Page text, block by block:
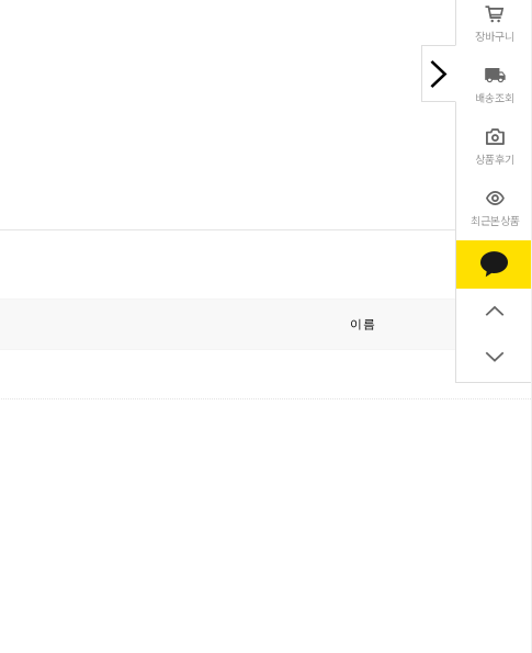
장바구니
배송조회
상품후기
최근본상품
글쓰기
이름